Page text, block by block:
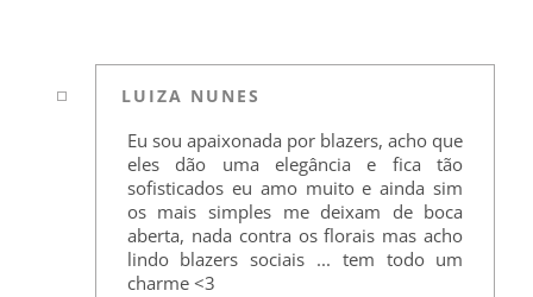
LUIZA NUNES
Eu sou apaixonada por blazers, acho que
eles dão uma elegância e fica tão
sofisticados eu amo muito e ainda sim
os mais simples me deixam de boca
aberta, nada contra os florais mas acho
lindo blazers sociais ... tem todo um
charme <3